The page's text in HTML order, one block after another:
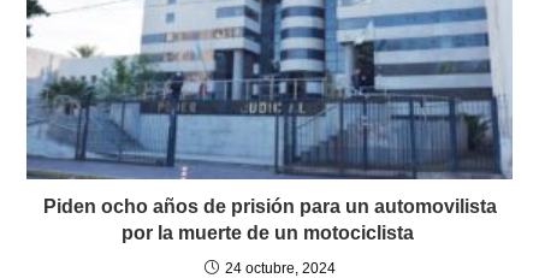
Piden ocho años de prisión para un automovilista
por la muerte de un motociclista
24 octubre, 2024